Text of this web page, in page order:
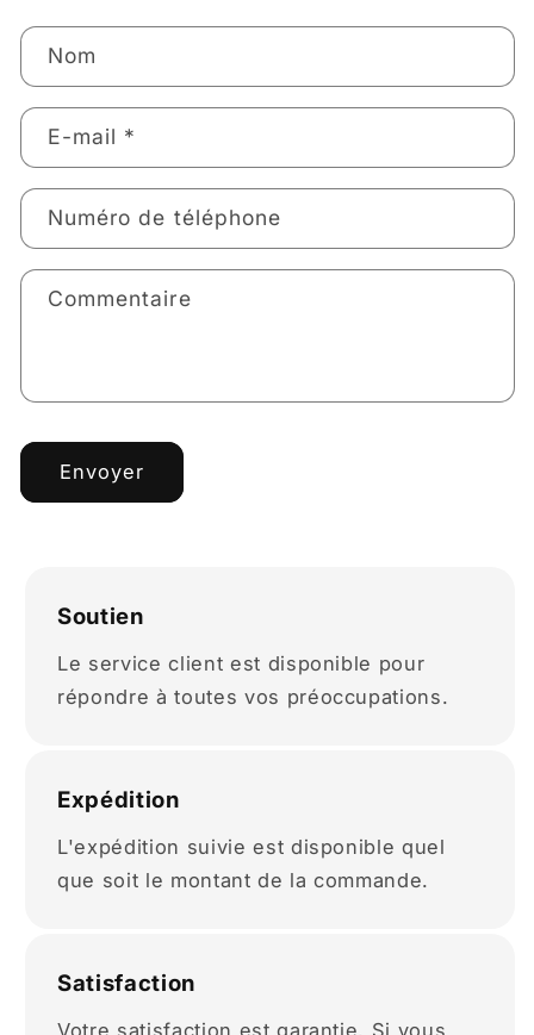
Nom
E-mail *
Numéro de téléphone
Commentaire
Envoyer
Soutien
Le service client est disponible pour
répondre à toutes vos préoccupations.
Expédition
L'expédition suivie est disponible quel
que soit le montant de la commande.
Satisfaction
Votre satisfaction est garantie. Si vous